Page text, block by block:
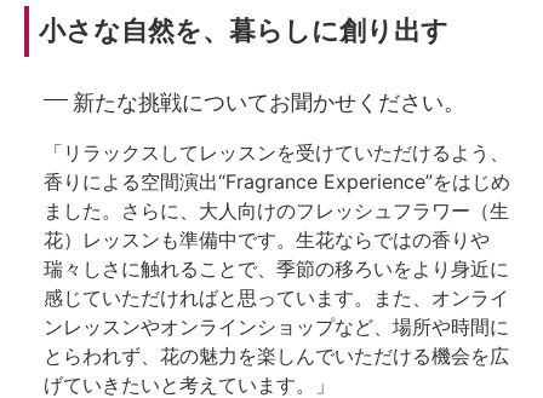
小さな自然を、暮らしに創り出す
新たな挑戦についてお聞かせください。
「リラックスしてレッスンを受けていただけるよう、
香りによる空間演出“Fragrance Experience”をはじめ
ました。さらに、大人向けのフレッシュフラワー（生
花）レッスンも準備中です。生花ならではの香りや
瑞々しさに触れることで、季節の移ろいをより身近に
感じていただければと思っています。また、オンライ
ンレッスンやオンラインショップなど、場所や時間に
とらわれず、花の魅力を楽しんでいただける機会を広
げていきたいと考えています。」